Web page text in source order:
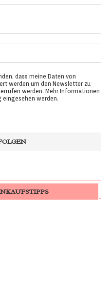
dass meine Daten von
werden um den Newsletter zu
werden. Mehr Informationen
eingesehen werden.